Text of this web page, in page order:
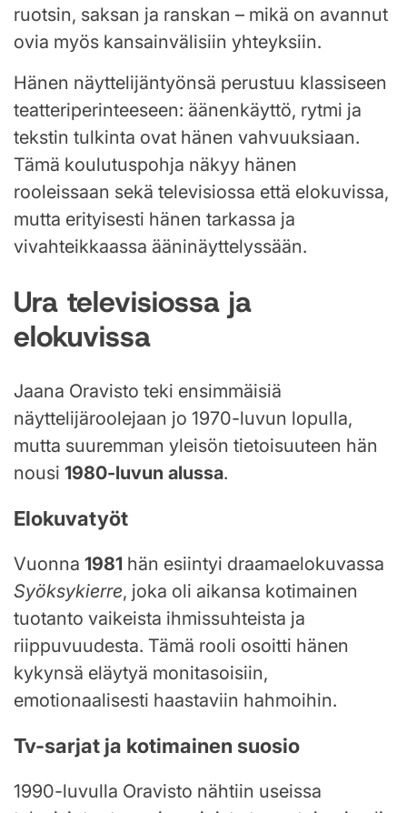
ruotsin, saksan ja ranskan – mikä on avannut
ovia myös kansainvälisiin yhteyksiin.
Hänen näyttelijäntyönsä perustuu klassiseen
teatteriperinteeseen: äänenkäyttö, rytmi ja
tekstin tulkinta ovat hänen vahvuuksiaan.
Tämä koulutuspohja näkyy hänen
rooleissaan sekä televisiossa että elokuvissa,
mutta erityisesti hänen tarkassa ja
vivahteikkaassa ääninäyttelyssään.
Ura televisiossa ja
elokuvissa
Jaana Oravisto teki ensimmäisiä
näyttelijäroolejaan jo 1970-luvun lopulla,
mutta suuremman yleisön tietoisuuteen hän
nousi 1980-luvun alussa.
Elokuvatyöt
Vuonna 1981 hän esiintyi draamaelokuvassa
Syöksykierre, joka oli aikansa kotimainen
tuotanto vaikeista ihmissuhteista ja
riippuvuudesta. Tämä rooli osoitti hänen
kykynsä eläytyä monitasoisiin,
emotionaalisesti haastaviin hahmoihin.
Tv-sarjat ja kotimainen suosio
1990-luvulla Oravisto nähtiin useissa